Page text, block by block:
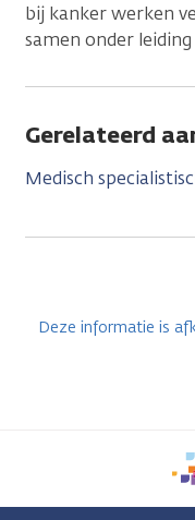
bij kanker werken
samen onder
Gerelateerd
Medisch
Deze informatie is